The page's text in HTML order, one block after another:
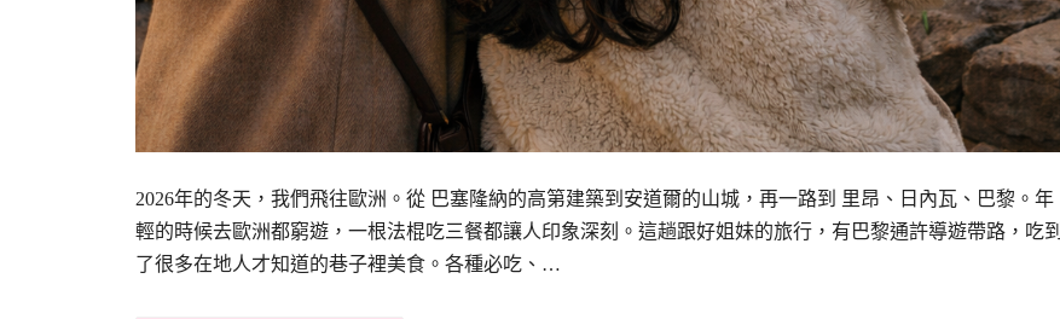
2026年的冬天，我們飛往歐洲。從 巴塞隆納的高第建築到安道爾的山城，再一路到 里昂、日內瓦、巴黎。年
輕的時候去歐洲都窮遊，一根法棍吃三餐都讓人印象深刻。這趟跟好姐妹的旅行，有巴黎通許導遊帶路，吃到
了很多在地人才知道的巷子裡美食。各種必吃、…